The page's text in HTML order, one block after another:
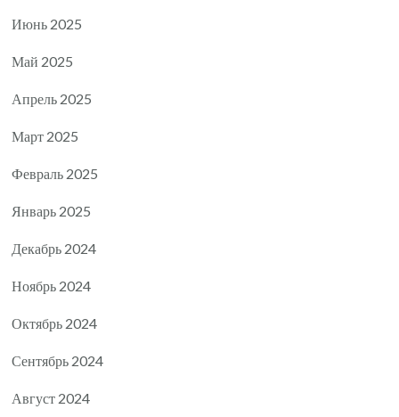
Июнь 2025
Май 2025
Апрель 2025
Март 2025
Февраль 2025
Январь 2025
Декабрь 2024
Ноябрь 2024
Октябрь 2024
Сентябрь 2024
Август 2024